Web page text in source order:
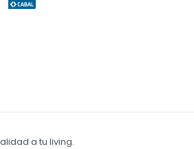
a tu living.